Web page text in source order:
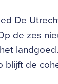
De
de zes
blijft de